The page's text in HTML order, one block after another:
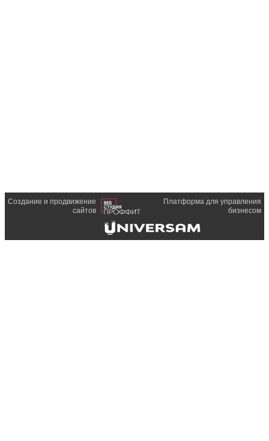
Создание и продвижение
сайтов
Платформа для управления
бизнесом